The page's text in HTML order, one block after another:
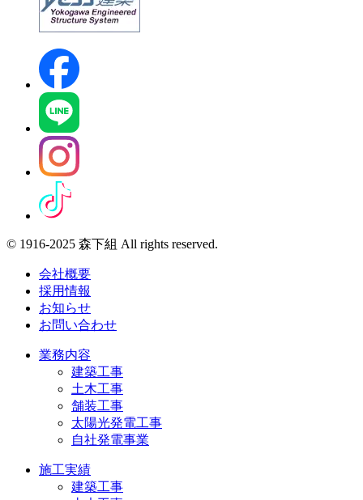
© 1916-2025 森下組 All rights reserved.
会社概要
採用情報
お知らせ
お問い合わせ
業務内容
建築工事
土木工事
舗装工事
太陽光発電工事
自社発電事業
施工実績
建築工事